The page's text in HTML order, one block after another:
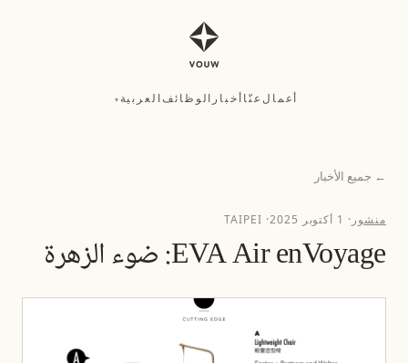
أعمال عنّاأخبار الوظائفالعربية ▾
← جميع الأخبار
منشور · 1 أكتوبر 2025 ·
TAIPEI
EVA Air enVoyage: ضوء الزهرة